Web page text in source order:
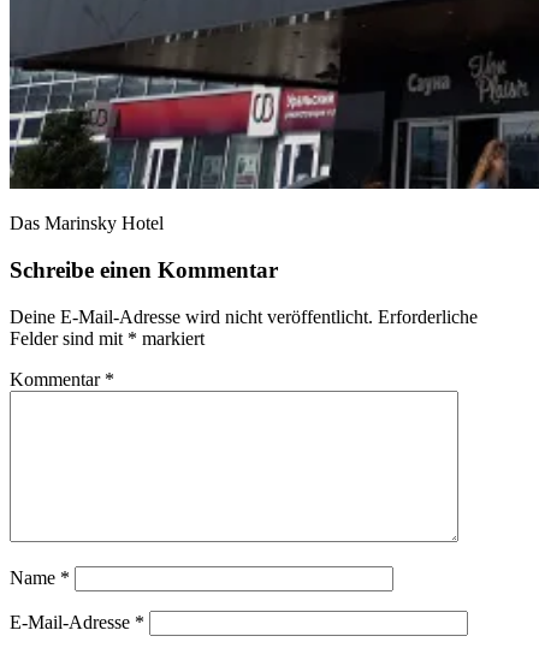
Das Marinsky Hotel
Schreibe einen Kommentar
Deine E-Mail-Adresse wird nicht veröffentlicht. Erforderliche
Felder sind mit * markiert
Kommentar *
Name *
E-Mail-Adresse *